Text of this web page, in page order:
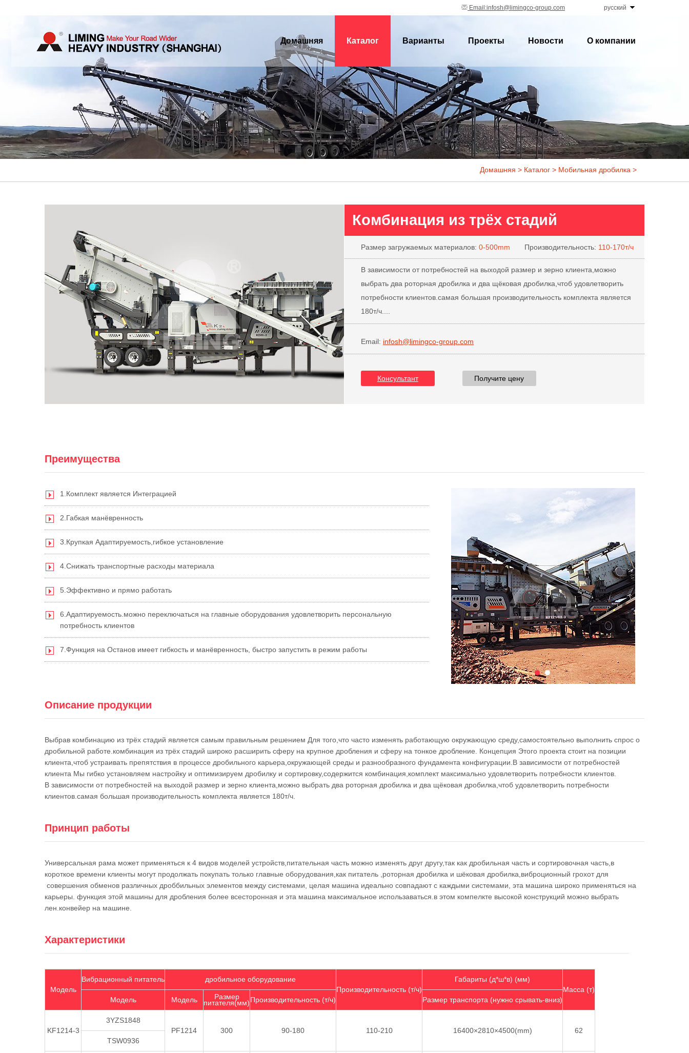
Email:infosh@limingco-group.com русский
Домашняя Каталог Варианты Проекты Новости О компании
Домашняя > Каталог > Мобильная дробилка >
Комбинация из трёх стадий
Размер загружаемых материалов: 0-500mm Производительность: 110-170т/ч
В зависимости от потребностей на выходой размер и зерно клиента,можно
выбрать два роторная дробилка и два щёковая дробилка,чтоб удовлетворить
потребности клиентов.самая большая производительность комплекта является
180т/ч....
Email: infosh@limingco-group.com
Консультант Получите цену
Преимущества
1.Комплект является Интеграцией
2.Габкая манёвренность
3.Крупкая Адаптируемость,гибкое установление
4.Снижать транспортные расходы материала
5.Эффективно и прямо работать
6.Адаптируемость.можно переключаться на главные оборудования удовлетворить персональную
потребность клиентов
7.Функция на Останов имеет гибкость и манёвренность, быстро запустить в режим работы
Описание продукции
Выбрав комбинацию из трёх стадий является самым правильным решением Для того,что часто изменять работающую окружающую среду,самостоятельно выполнить спрос о
дробильной работе.комбинация из трёх стадий широко расширить сферу на крупное дробления и сферу на тонкое дробление. Концепция Этого проекта стоит на позиции
клиента,чтоб устраивать препятствия в процессе дробильного карьера,окружающей среды и разнообразного фундамента конфигурации.В зависимости от потребностей
клиента Мы гибко установляем настройку и оптимизируем дробилку и сортировку,содержится комбинация,комплект максимально удовлетворить потребности клиентов.
В зависимости от потребностей на выходой размер и зерно клиента,можно выбрать два роторная дробилка и два щёковая дробилка,чтоб удовлетворить потребности
клиентов.самая большая производительность комплекта является 180т/ч.
Принцип работы
Универсальная рама может применяться к 4 видов моделей устройств,питательная часть можно изменять друг другу,так как дробильная часть и сортировочная часть,в
короткое времени клиенты могут продолжать покупать только главные оборудования,как питатель ,роторная дробилка и шёковая дробилка,виброционный грохот для
совершения обменов различных дроббильных элементов между системами, целая машина идеально совпадают с каждыми системами, эта машина широко применяться на
карьеры. функция этой машины для дробления более всесторонная и эта машина максимальное использаваться.в этом компелкте высокой конструкций можно выбрать
лен.конвейер на машине.
Характеристики
Модель
Вибрационный питатель
дробильное оборудование
Производительность (т/ч)
Габариты (д*ш*в) (мм)
Масса (т)
Модель
Модель Размер
питателя(мм)Производительность (т/ч) Размер транспорта (нужно срывать-вниз)
KF1214-3
3YZS1848
PF1214
300 90-180 110-210 16400×2810×4500(mm)
62
TSW0936